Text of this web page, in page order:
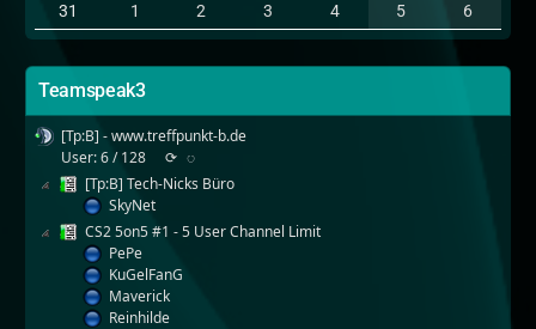
31
1 2 3 4 5 6
Teamspeak3
[Tp:B] - www.treffpunkt-b.de
User: 6 / 128
⟳ ◌
[Tp:B] Tech-Nicks Büro
SkyNet
CS2 5on5 #1 - 5 User Channel Limit
PePe
KuGelFanG
Maverick
Reinhilde